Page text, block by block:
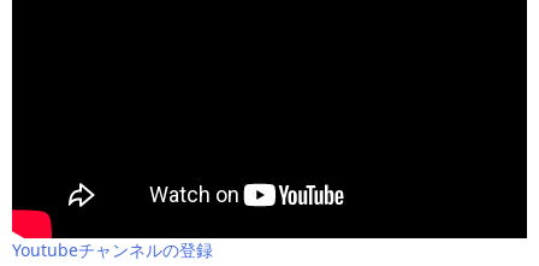
Youtubeチャンネルの登録